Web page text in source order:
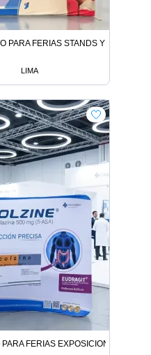
PARA FERIAS STANDS Y EVENTOS
LIMA
FERIAS EXPOSICIONES Y